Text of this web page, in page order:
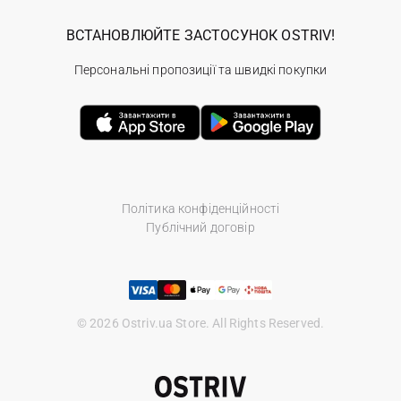
Політика конфіденційності
Публічний договір
© 2026 Ostriv.ua Store. All Rights Reserved.
ВСТАНОВЛЮЙТЕ ЗАСТОСУНОК OSTRIV!
Персональні пропозиції та швидкі покупки